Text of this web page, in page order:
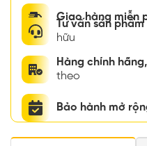
Giao hàng miễn
Tư vấn sản phẩm
hữu
Hàng chính hãng,
theo
Bảo hành mở